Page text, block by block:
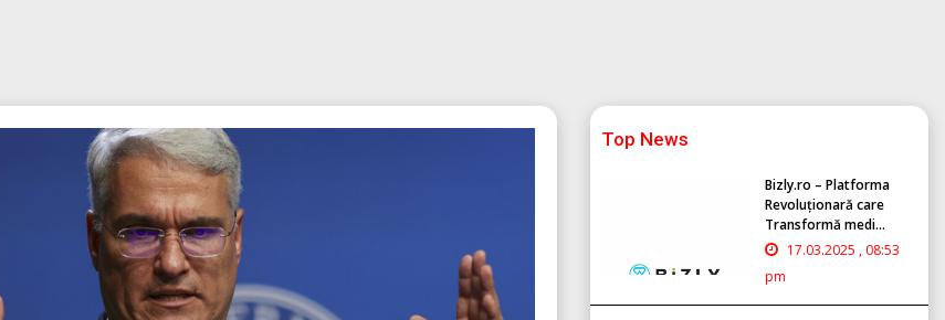
Top News
Bizly.ro – Platforma
Revoluționară care
Transformă medi...
17.03.2025 , 08:53
pm